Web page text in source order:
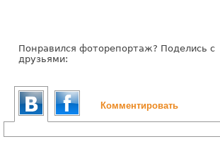
Понравился фоторепортаж? Поделись с
друзьями:
Комментировать